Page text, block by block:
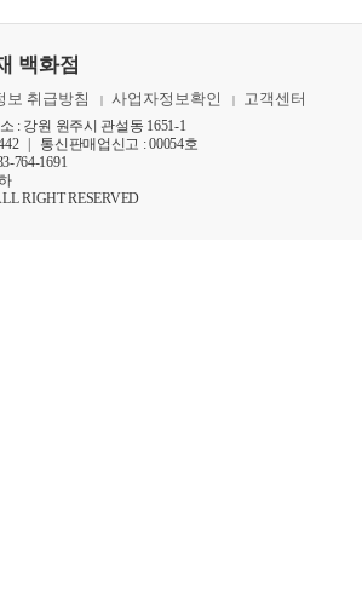
백화점
보 취급방침 | 사업자정보확인 | 고객센터
: 강원 원주시 관설동 1651-1
| 통신판매업신고 : 00054호
764-1691
RIGHT RESERVED